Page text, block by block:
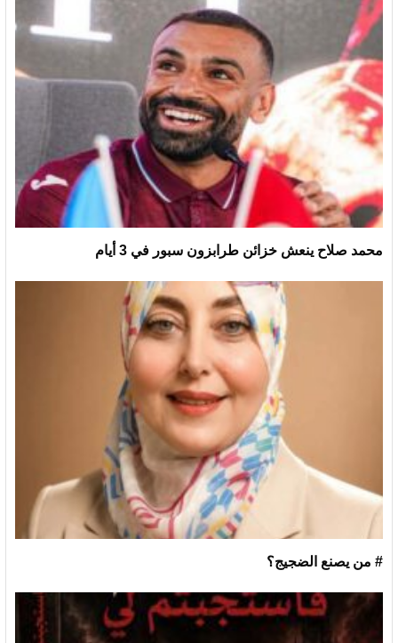
محمد صلاح ينعش خزائن طرابزون سبور في 3 أيام
# من يصنع الضجيج؟